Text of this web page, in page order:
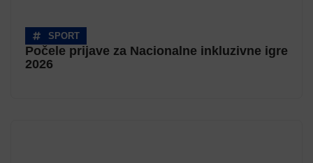
SPORT
Počele prijave za Nacionalne inkluzivne igre
2026